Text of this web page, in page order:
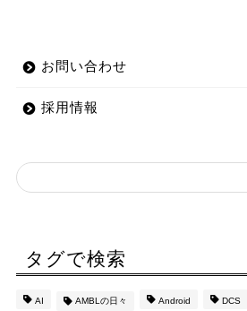
お問い合わせ
採用情報
タグで検索
AI AMBLの日々 Android DCS